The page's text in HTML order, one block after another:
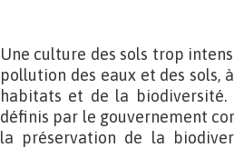
Une culture des sols trop
pollution des eaux et des sols,
habitats et de la biodiversité.
définis par le gouvernement
la préservation de la